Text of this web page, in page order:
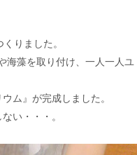
りました。
海藻を取り付け、一人一人ユ
ム』が完成しました。
い・・・。